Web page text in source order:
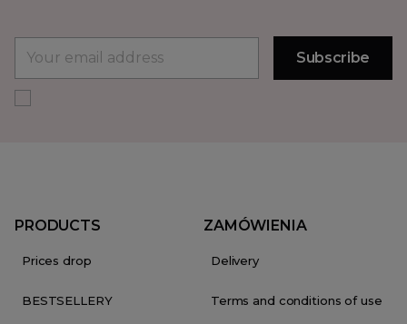
PRODUCTS
Prices drop
BESTSELLERY
ZAMÓWIENIA
Delivery
Terms and conditions of use